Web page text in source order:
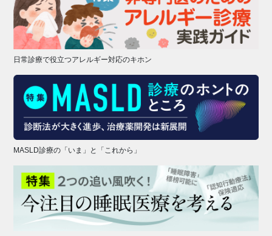
日常診療で役立つアレルギー対応のキホン
MASLD診療の「いま」と「これから」